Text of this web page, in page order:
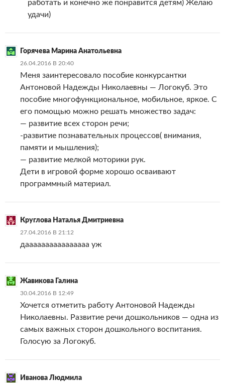
работать и конечно же понравится детям) Желаю
удачи)
Горячева Марина Анатольевна
26.04.2016 В 20:40
Меня заинтересовало пособие конкурсантки
Антоновой Надежды Николаевны — Логокуб. Это
пособие многофункциональное, мобильное, яркое. С
его помощью можно решать множество задач:
— развитие всех сторон речи;
-развитие познавательных процессов( внимания,
памяти и мышления);
— развитие мелкой моторики рук.
Дети в игровой форме хорошо осваивают
программный материал.
Круглова Наталья Дмитриевна
27.04.2016 В 21:12
даааааааааааааааа уж
Жавикова Галина
30.04.2016 В 12:49
Хочется отметить работу Антоновой Надежды
Николаевны. Развитие речи дошкольников — одна из
самых важных сторон дошкольного воспитания.
Голосую за Логокуб.
Иванова Людмила